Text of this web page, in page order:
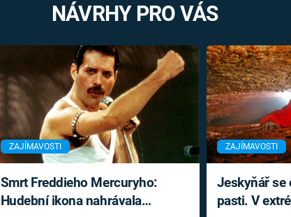
NÁVRHY PRO VÁS
ZAJÍMAVOSTI
Smrt Freddieho Mercuryho:
Hudební ikona nahrávala
ZAJÍMAVOSTI
Jeskyňář se
pasti. V